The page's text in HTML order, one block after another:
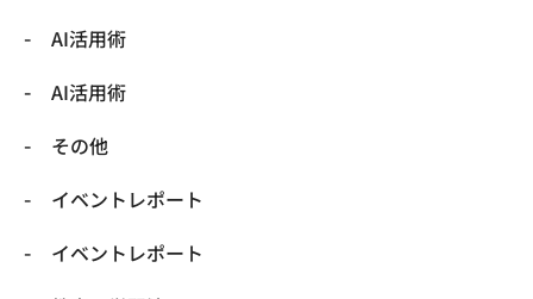
​AI活用術
​AI活用術
​その他
​イベントレポート
​イベントレポート